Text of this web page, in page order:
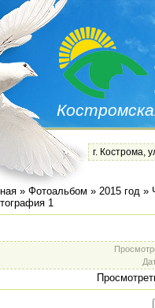
г. Кострома,
» Фотоальбом » 2015 год »
1